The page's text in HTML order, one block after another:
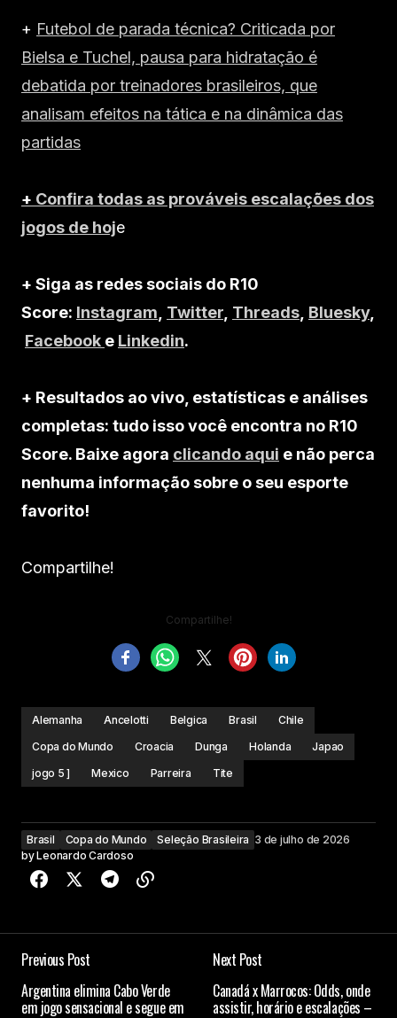
+ Futebol de parada técnica? Criticada por
Bielsa e Tuchel, pausa para hidratação é
debatida por treinadores brasileiros, que
analisam efeitos na tática e na dinâmica das
partidas
+ Confira todas as prováveis escalações dos
jogos de hoje
+ Siga as redes sociais do R10
Score: Instagram Twitter Threads Bluesky,
Facebook e Linkedin.
+ Resultados ao vivo, estatísticas e análises
completas: tudo isso você encontra no R10
Score. Baixe agora clicando aqui e não perca
nenhuma informação sobre o seu esporte
favorito!
Compartilhe!
Compartilhe!
Alemanha Ancelotti Belgica Brasil
Chile
Copa do Mundo
Croacia Dunga Holanda
Japao
jogo 5 ]
Mexico Parreira Tite
Brasil Copa do Mundo Seleção Brasileira 3 de julho de 2026
byLeonardo Cardoso
Previous Post
Argentina elimina Cabo Verde
em jogo sensacional e segue em
Next Post
Canadá x Marrocos: Odds, onde
assistir, horário e escalações –